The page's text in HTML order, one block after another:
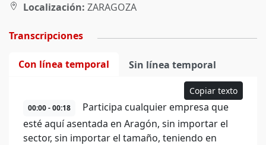
Localización: ZARAGOZA
Transcripciones
Con línea temporal Sin línea temporal
Copiar texto
00:00 - 00:18
Participa cualquier empresa que
esté aquí asentada en Aragón, sin importar el
sector, sin importar el tamaño, teniendo en